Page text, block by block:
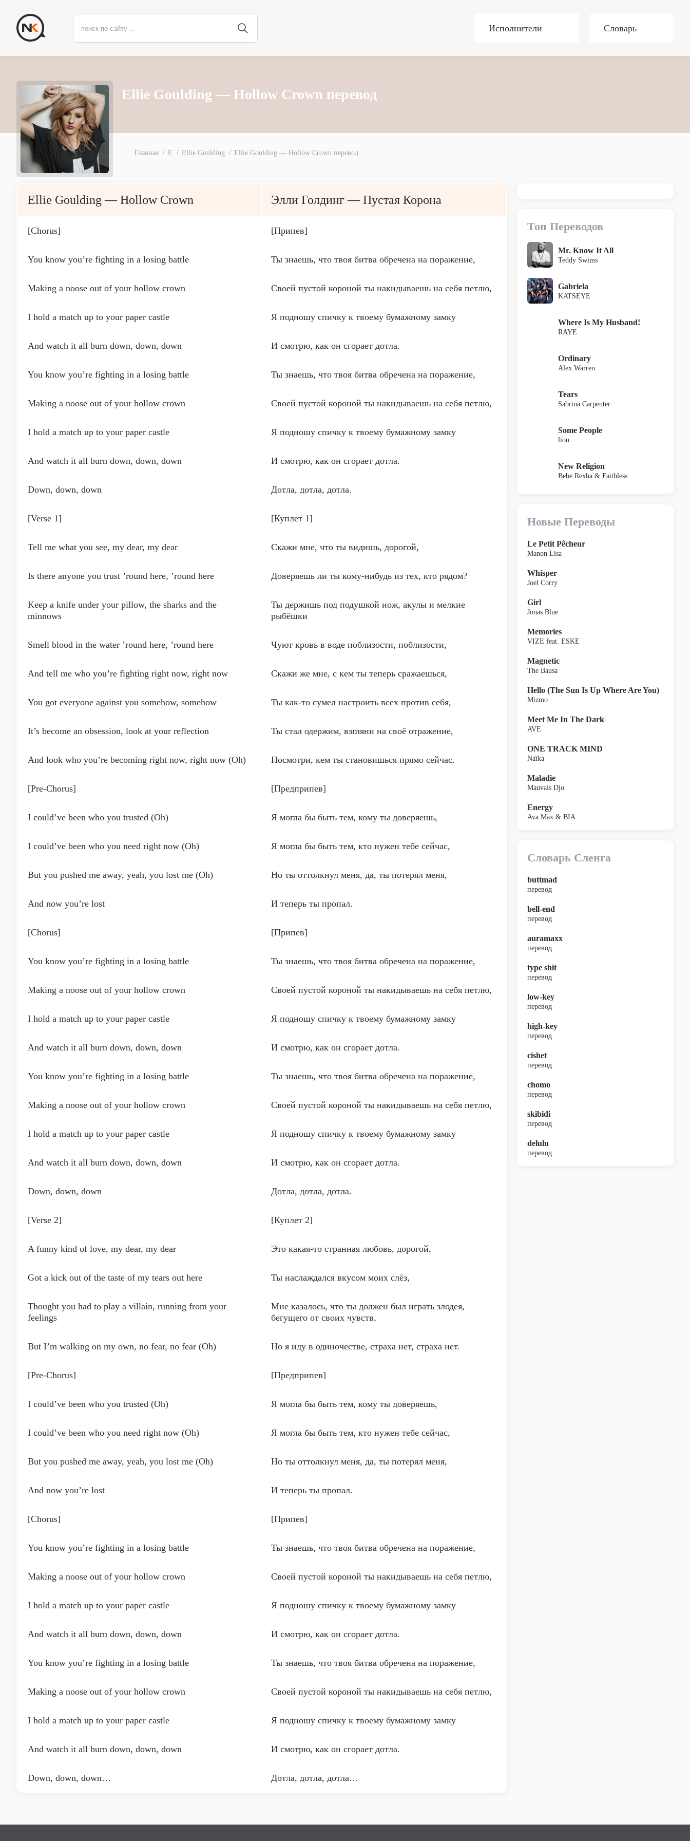
Исполнители Словарь
Ellie Goulding — Hollow Crown перевод
Главная E Ellie Goulding Ellie Goulding — Hollow Crown перевод
Ellie Goulding — Hollow Crown Элли Голдинг — Пустая Корона
[Chorus] [Припев]
You know you’re fighting in a losing battle Ты знаешь, что твоя битва обречена на поражение,
Making a noose out of your hollow crown Своей пустой короной ты накидываешь на себя петлю,
I hold a match up to your paper castle Я подношу спичку к твоему бумажному замку
And watch it all burn down, down, down И смотрю, как он сгорает дотла.
You know you’re fighting in a losing battle Ты знаешь, что твоя битва обречена на поражение,
Making a noose out of your hollow crown Своей пустой короной ты накидываешь на себя петлю,
I hold a match up to your paper castle Я подношу спичку к твоему бумажному замку
And watch it all burn down, down, down И смотрю, как он сгорает дотла.
Down, down, down Дотла, дотла, дотла.
[Verse 1] [Куплет 1]
Tell me what you see, my dear, my dear Скажи мне, что ты видишь, дорогой,
Is there anyone you trust ’round here, ’round here Доверяешь ли ты кому-нибудь из тех, кто рядом?
Keep a knife under your pillow, the sharks and the
minnows
Ты держишь под подушкой нож, акулы и мелкие
рыбёшки
Smell blood in the water ’round here, ’round here Чуют кровь в воде поблизости, поблизости,
And tell me who you’re fighting right now, right now Скажи же мне, с кем ты теперь сражаешься,
You got everyone against you somehow, somehow Ты как-то сумел настроить всех против себя,
It’s become an obsession, look at your reflection Ты стал одержим, взгляни на своё отражение,
And look who you’re becoming right now, right now (Oh) Посмотри, кем ты становишься прямо сейчас.
[Pre-Chorus] [Предприпев]
I could’ve been who you trusted (Oh) Я могла бы быть тем, кому ты доверяешь,
I could’ve been who you need right now (Oh) Я могла бы быть тем, кто нужен тебе сейчас,
But you pushed me away, yeah, you lost me (Oh) Но ты оттолкнул меня, да, ты потерял меня,
And now you’re lost И теперь ты пропал.
[Chorus] [Припев]
You know you’re fighting in a losing battle Ты знаешь, что твоя битва обречена на поражение,
Making a noose out of your hollow crown Своей пустой короной ты накидываешь на себя петлю,
I hold a match up to your paper castle Я подношу спичку к твоему бумажному замку
And watch it all burn down, down, down И смотрю, как он сгорает дотла.
You know you’re fighting in a losing battle Ты знаешь, что твоя битва обречена на поражение,
Making a noose out of your hollow crown Своей пустой короной ты накидываешь на себя петлю,
I hold a match up to your paper castle Я подношу спичку к твоему бумажному замку
And watch it all burn down, down, down И смотрю, как он сгорает дотла.
Down, down, down Дотла, дотла, дотла.
[Verse 2] [Куплет 2]
A funny kind of love, my dear, my dear Это какая-то странная любовь, дорогой,
Got a kick out of the taste of my tears out here Ты наслаждался вкусом моих слёз,
Thought you had to play a villain, running from your
feelings
Мне казалось, что ты должен был играть злодея,
бегущего от своих чувств,
But I’m walking on my own, no fear, no fear (Oh) Но я иду в одиночестве, страха нет, страха нет.
[Pre-Chorus] [Предприпев]
I could’ve been who you trusted (Oh) Я могла бы быть тем, кому ты доверяешь,
I could’ve been who you need right now (Oh) Я могла бы быть тем, кто нужен тебе сейчас,
But you pushed me away, yeah, you lost me (Oh) Но ты оттолкнул меня, да, ты потерял меня,
And now you’re lost И теперь ты пропал.
[Chorus] [Припев]
You know you’re fighting in a losing battle Ты знаешь, что твоя битва обречена на поражение,
Making a noose out of your hollow crown Своей пустой короной ты накидываешь на себя петлю,
I hold a match up to your paper castle Я подношу спичку к твоему бумажному замку
And watch it all burn down, down, down И смотрю, как он сгорает дотла.
You know you’re fighting in a losing battle Ты знаешь, что твоя битва обречена на поражение,
Making a noose out of your hollow crown Своей пустой короной ты накидываешь на себя петлю,
I hold a match up to your paper castle Я подношу спичку к твоему бумажному замку
And watch it all burn down, down, down И смотрю, как он сгорает дотла.
Down, down, down… Дотла, дотла, дотла…
Топ Переводов
Mr. Know It All
Teddy Swims
Gabriela
KATSEYE
Where Is My Husband!
RAYE
Ordinary
Alex Warren
Tears
Sabrina Carpenter
Some People
liou
New Religion
Bebe Rexha & Faithless
Новые Переводы
Le Petit Pêcheur
Manon Lisa
Whisper
Joel Corry
Girl
Jonas Blue
Memories
VIZE feat. ESKE
Magnetic
The Bausa
Hello (The Sun Is Up Where Are You)
Mizmo
Meet Me In The Dark
AVE
ONE TRACK MIND
Naïka
Maladie
Mauvais Djo
Energy
Ava Max & BIA
Словарь Сленга
buttmad
перевод
bell-end
перевод
auramaxx
перевод
type shit
перевод
low-key
перевод
high-key
перевод
cishet
перевод
chomo
перевод
skibidi
перевод
delulu
перевод